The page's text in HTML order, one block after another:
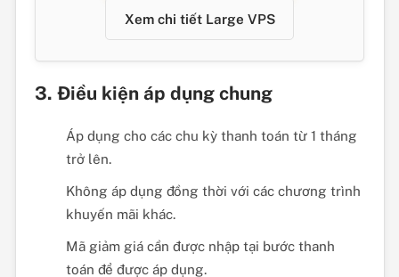
Xem chi tiết Large VPS
3. Điều kiện áp dụng chung
Áp dụng cho các chu kỳ thanh toán từ 1 tháng
trở lên.
Không áp dụng đồng thời với các chương trình
khuyến mãi khác.
Mã giảm giá cần được nhập tại bước thanh
toán để được áp dụng.